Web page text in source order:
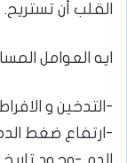
القلب أن تستريح.
ايه العوامل